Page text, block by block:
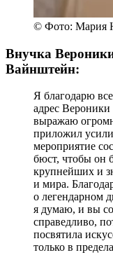
© Фото: Мария
Внучка
Вайнштейн:
Я благодарю
адрес
выражаю
приложил
мероприятие
бюст, чтобы он
крупнейших и
и мира.
о легендарном
я думаю, и вы со
справедливо,
посвятила
только в